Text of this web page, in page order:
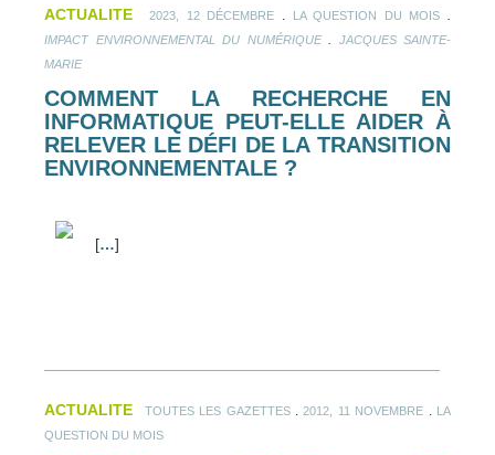
ACTUALITE 2023, 12 DÉCEMBRE LA QUESTION DU MOIS
IMPACT ENVIRONNEMENTAL DU NUMÉRIQUE. JACQUES SAINTE-
MARIE
COMMENT LA RECHERCHE EN
INFORMATIQUE PEUT-ELLE AIDER À
RELEVER LE DÉFI DE LA TRANSITION
ENVIRONNEMENTALE ?
[…]
ACTUALITE TOUTES LES GAZETTES.2012, 11 NOVEMBRE
LA
QUESTION DU MOIS